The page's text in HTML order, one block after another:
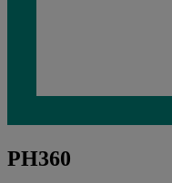
PH360